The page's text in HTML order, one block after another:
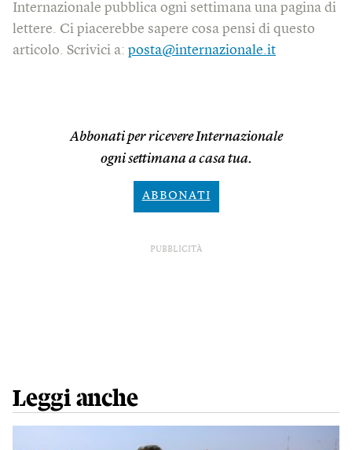
Internazionale pubblica ogni settimana una pagina di
lettere. Ci piacerebbe sapere cosa pensi di questo
articolo. Scrivici a: posta@internazionale.it
Abbonati per ricevere Internazionale
ogni settimana a casa tua.
ABBONATI
PUBBLICITÀ
Leggi anche